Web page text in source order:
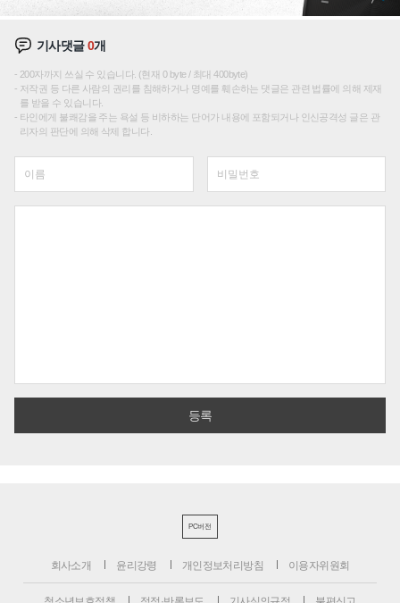
기사댓글0개
200자까지 쓰실 수 있습니다. (현재 0 byte / 최대 400byte)
저작권 등 다른 사람의 권리를 침해하거나 명예를 훼손하는 댓글은 관련 법률에 의해 제재
를 받을 수 있습니다.
타인에게 불쾌감을 주는 욕설 등 비하하는 단어가 내용에 포함되거나 인신공격성 글은 관
리자의 판단에 의해 삭제 합니다.
PC버전
회사소개 윤리강령 개인정보처리방침 이용자위원회